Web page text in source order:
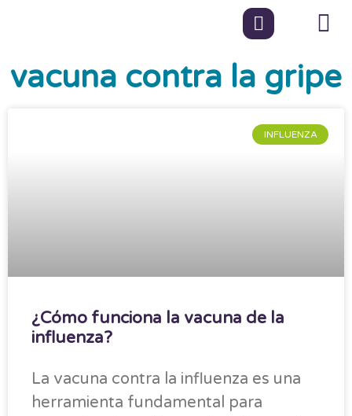
vacuna contra la gripe
INFLUENZA
¿Cómo funciona la vacuna de la
influenza?
La vacuna contra la influenza es una
herramienta fundamental para